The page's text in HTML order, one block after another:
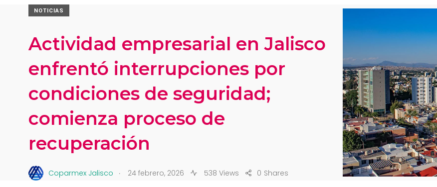
NOTICIAS
Actividad empresarial en Jalisco
enfrentó interrupciones por
condiciones de seguridad;
comienza proceso de
recuperación
Coparmex Jalisco . 24 febrero, 2026 538 Views Shares
0